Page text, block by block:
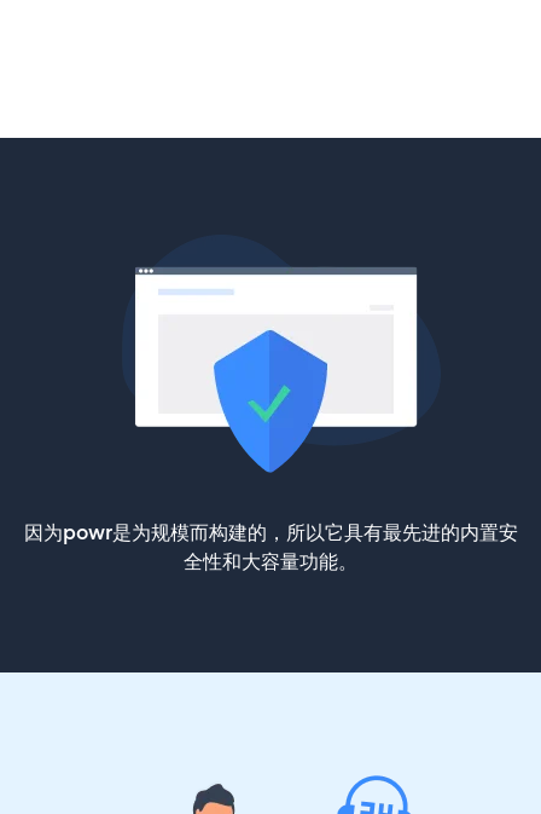
因为powr是为规模而构建的，所以它具有最先进的内置安
全性和大容量功能。